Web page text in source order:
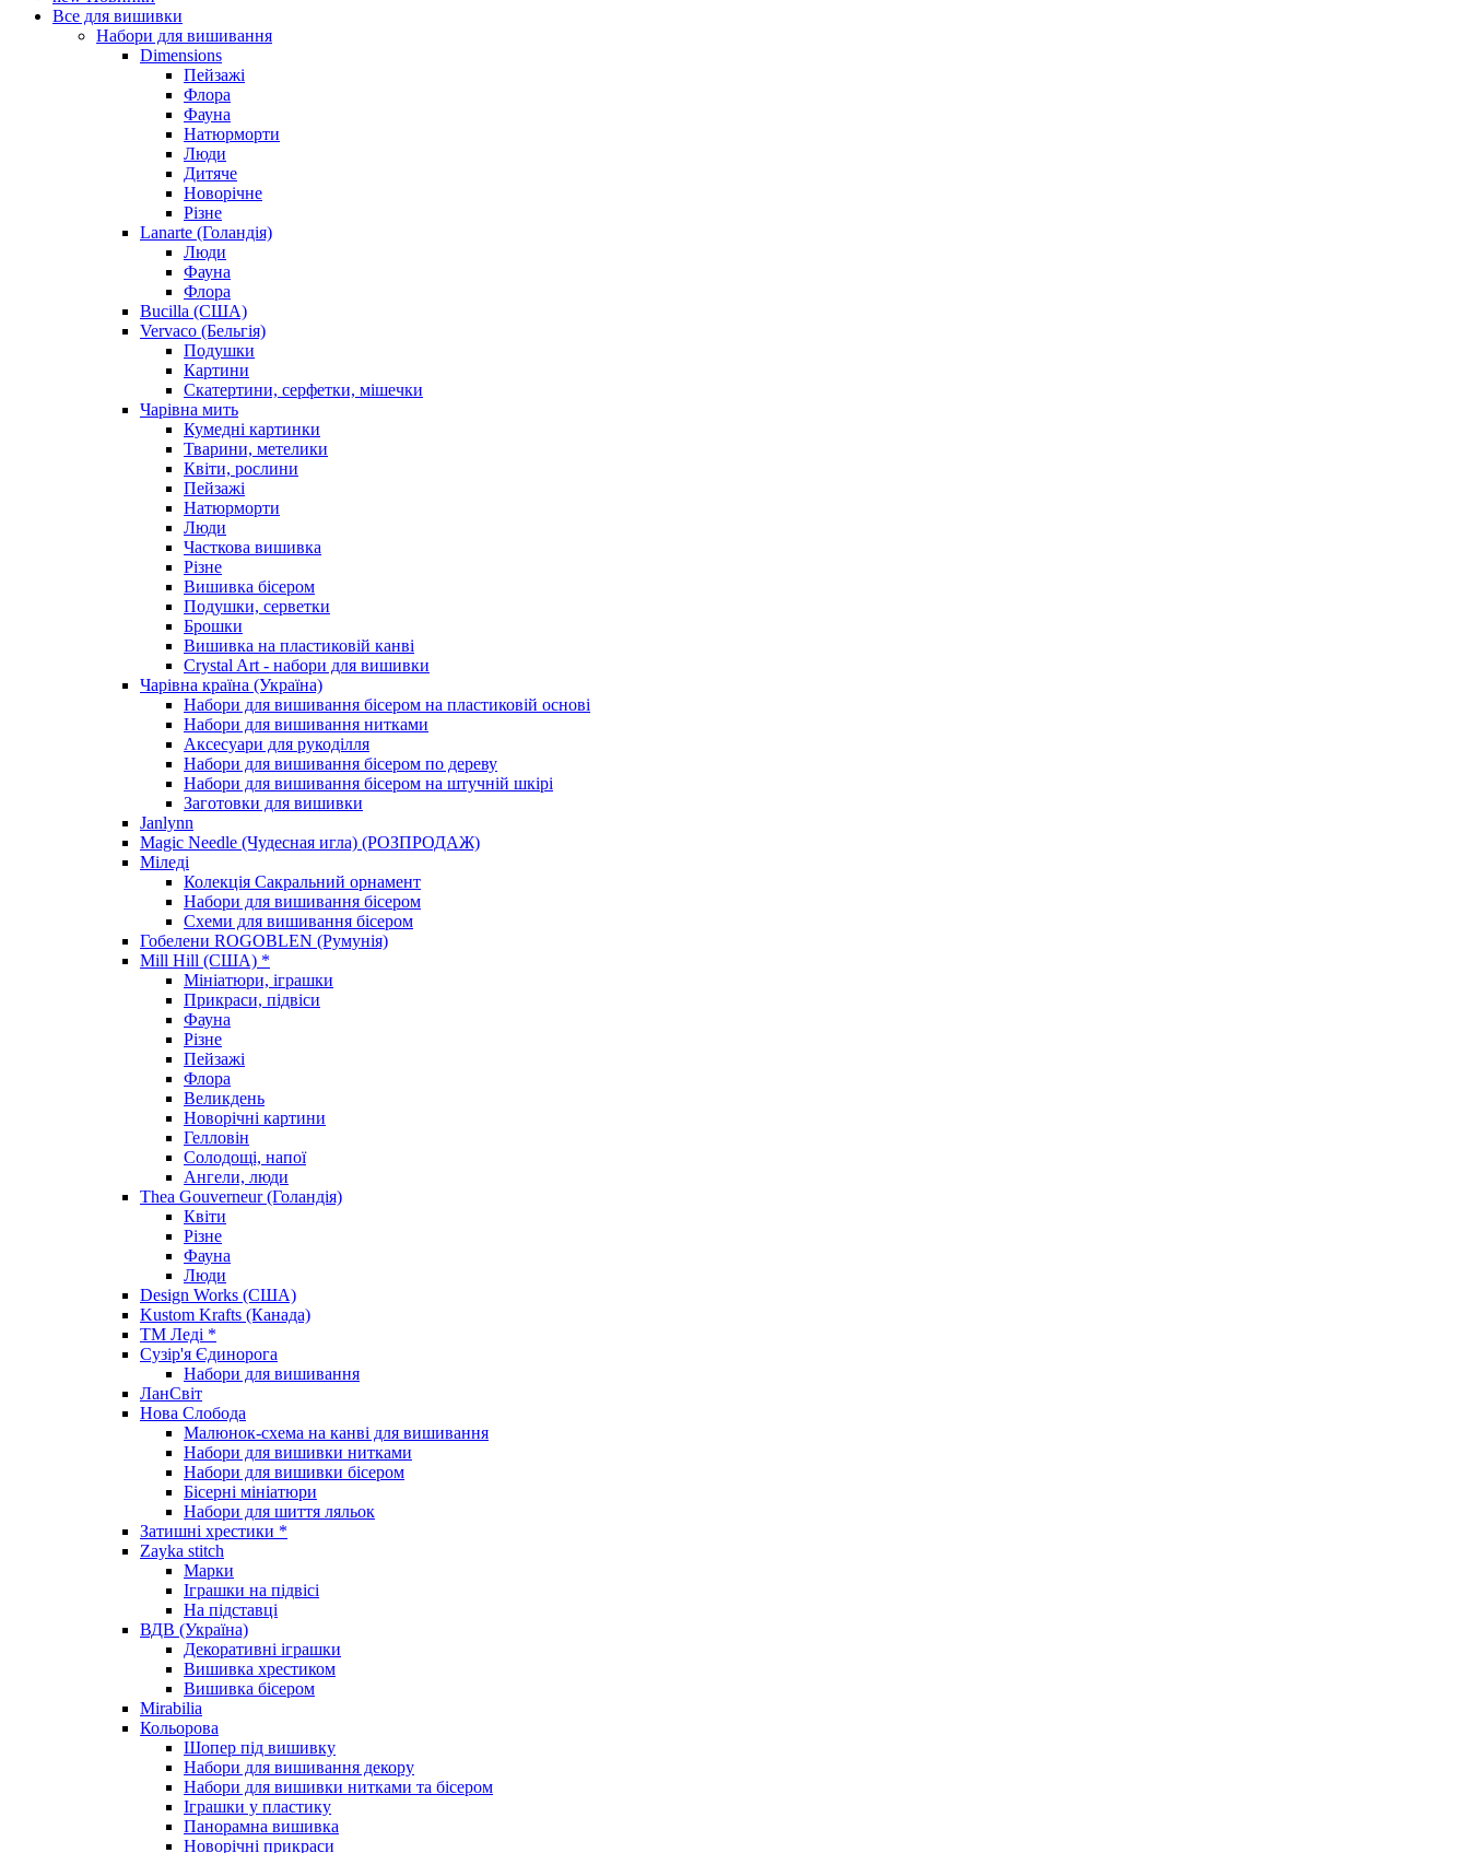
Все для вишивки
Набори для вишивання
Dimensions
Пейзажі
Флора
Фауна
Натюрморти
Люди
Дитяче
Новорічне
Різне
Lanarte (Голандія)
Люди
Фауна
Флора
Bucilla (США)
Vervaco (Бельгія)
Подушки
Картини
Скатертини, серфетки, мішечки
Чарiвна мить
Кумедні картинки
Тварини, метелики
Квіти, рослини
Пейзажі
Натюрморти
Люди
Часткова вишивка
Різне
Вишивка бісером
Подушки, серветки
Брошки
Вишивка на пластиковій канві
Crystal Art - набори для вишивки
Чарівна країна (Україна)
Набори для вишивання бісером на пластиковій основі
Набори для вишивання нитками
Аксесуари для рукоділля
Набори для вишивання бісером по дереву
Набори для вишивання бісером на штучній шкірі
Заготовки для вишивки
Janlynn
Magic Needle (Чудесная игла) (РОЗПРОДАЖ)
Міледі
Колекція Сакральний орнамент
Набори для вишивання бісером
Схеми для вишивання бісером
Гобелени ROGOBLEN (Румунія)
Mill Hill (США) *
Мініатюри, іграшки
Прикраси, підвіси
Фауна
Різне
Пейзажі
Флора
Великдень
Новорічні картини
Гелловін
Солодощі, напої
Ангели, люди
Thea Gouverneur (Голандія)
Квіти
Різне
Фауна
Люди
Design Works (США)
Kustom Krafts (Канада)
ТМ Леді *
Сузір'я Єдинорога
Набори для вишивання
ЛанСвіт
Нова Слобода
Малюнок-схема на канві для вишивання
Набори для вишивки нитками
Набори для вишивки бісером
Бісерні мініатюри
Набори для шиття ляльок
Затишні хрестики *
Zayka stitch
Марки
Іграшки на підвісі
На підставці
ВДВ (Україна)
Декоративні іграшки
Вишивка хрестиком
Вишивка бісером
Mirabilia
Кольорова
Шопер під вишивку
Набори для вишивання декору
Набори для вишивки нитками та бісером
Іграшки у пластику
Панорамна вишивка
Новорічні прикраси